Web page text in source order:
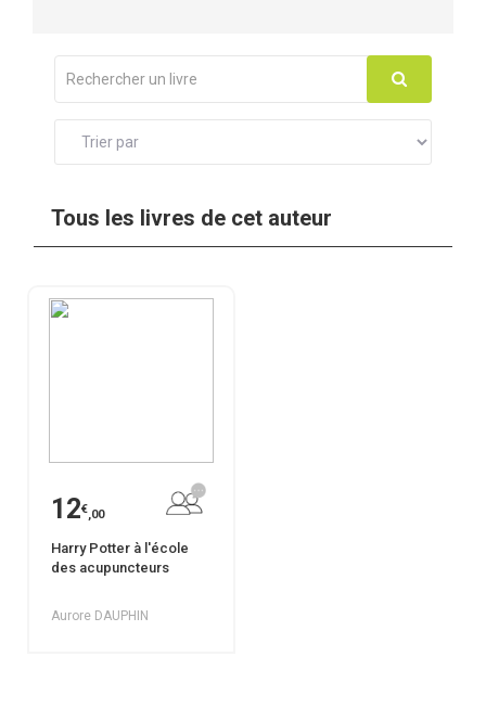
Tous les livres de cet auteur
12€,00
Harry Potter à l'école
des acupuncteurs
Aurore DAUPHIN